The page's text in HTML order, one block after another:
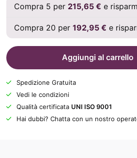
Compra 5 per 215,65 € e
Compra 20 per 192,95 € e
Aggiungi al carrello
Spedizione Gratuita
Vedi le condizioni
Qualità certificata UNI ISO 9001
Hai dubbi? Chatta con un nostro